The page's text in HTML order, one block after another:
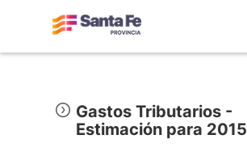
Gastos Tributarios -
Estimación para 2015